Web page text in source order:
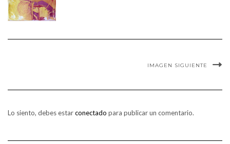
IMAGEN SIGUIENTE
Lo siento, debes estarconectado para publicar un comentario.